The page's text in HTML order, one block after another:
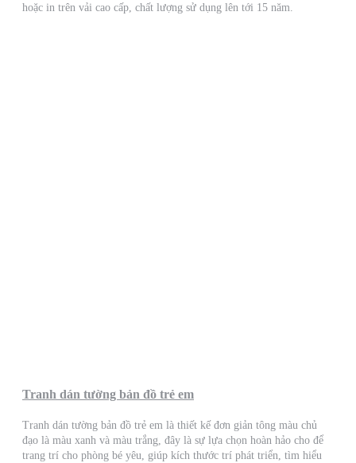
hoặc in trên vải cao cấp, chất lượng sử dụng lên tới 15 năm.
Tranh dán tường bản đồ trẻ em
Tranh dán tường bản đồ trẻ em là thiết kế đơn giản tông màu chủ
đạo là màu xanh và màu trắng, đây là sự lựa chọn hoàn hảo cho để
trang trí cho phòng bé yêu, giúp kích thước trí phát triển, tìm hiểu